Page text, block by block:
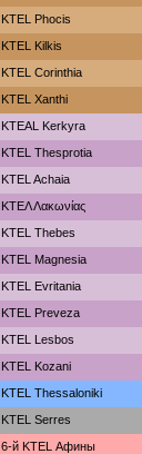
ΚΤΕL Phocis
KTEL Kilkis
KTEL Corinthia
KTEL Xanthi
KTEAL Kerkyra
KTEL Thesprotia
KTEL Achaia
ΚΤΕΛ Λακωνίας
KTEL Thebes
ΚΤΕL Magnesia
ΚΤΕL Evritania
KTEL Preveza
KTEL Lesbos
ΚΤΕL Kozani
KTEL Thessaloniki
KTEL Serres
6-й KTEL Афины